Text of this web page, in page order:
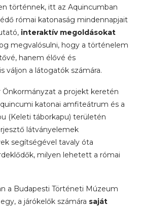
történnek, itt az Aquincumban
római katonaság mindennapjait
interaktív megoldásokat
megvalósulni, hogy a történelem
hanem élővé és
váljon a látogatók számára.
a projekt keretén
katonai amfiteátrum és a
(Keleti táborkapu) területén
látványelemek
segítségével tavaly óta
milyen lehetett a római
a Budapesti Történeti Múzeum
a járókelők számára saját